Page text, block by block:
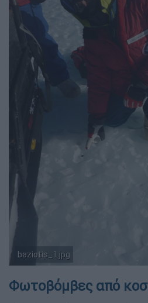
baziotis_1.jpg
(Copyright: ΑΠΕ-ΜΠΕ)
Φωτοβόμβες από